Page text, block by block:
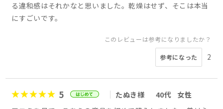
る違和感はそれかなと思いました。乾燥はせず、そこは本当
にすごいです。
このレビューは参考になりましたか？
参考になった 2
5 たぬき様 40代
女性